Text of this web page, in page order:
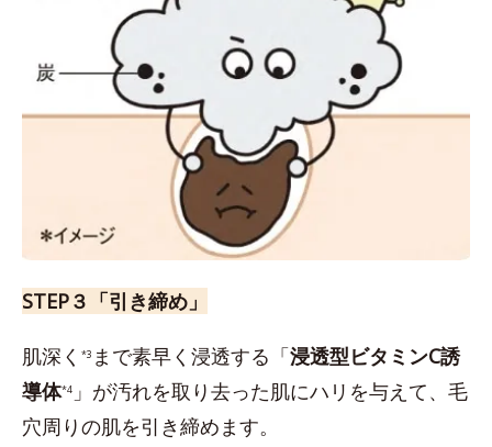
STEP３「引き締め」
肌深く *3 まで素早く浸透する「浸透型ビタミンC誘
導体*4 」が汚れを取り去った肌にハリを与えて、毛
穴周りの肌を引き締めます。